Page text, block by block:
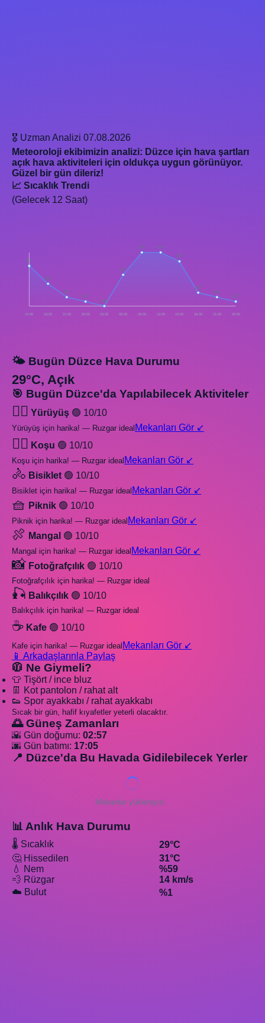
🎖️ Uzman Analizi 07.08.2026
Meteoroloji ekibimizin analizi: Düzce için hava şartları
açık hava aktiviteleri için oldukça uygun görünüyor.
Güzel bir gün dileriz!
📈 Sıcaklık Trendi
(Gelecek 12 Saat)
29°
15:00
25°
18:00
22°
21:00
21°
00:00
20°
03:00
27°
06:00
32°
09:00
32°
12:00
30°
15:00
23°
18:00
22°
21:00
21°
00:00
🌤️ Bugün Düzce Hava Durumu
29°C, Açık
🎯 Bugün Düzce'da Yapılabilecek Aktiviteler
🚶‍♂️ Yürüyüş 🟢 10/10
Yürüyüş için harika! — Ruzgar ideal Mekanları Gör ↙️
🏃‍♂️ Koşu 🟢 10/10
Koşu için harika! — Ruzgar ideal Mekanları Gör ↙️
🚴 Bisiklet 🟢 10/10
Bisiklet için harika! — Ruzgar ideal Mekanları Gör ↙️
🧺 Piknik 🟢 10/10
Piknik için harika! — Ruzgar ideal Mekanları Gör ↙️
🍖 Mangal 🟢 10/10
Mangal için harika! — Ruzgar ideal Mekanları Gör ↙️
📸 Fotoğrafçılık 🟢 10/10
Fotoğrafçılık için harika! — Ruzgar ideal
🎣 Balıkçılık 🟢 10/10
Balıkçılık için harika! — Ruzgar ideal
☕ Kafe 🟢 10/10
Kafe için harika! — Ruzgar ideal Mekanları Gör ↙️
📱 Arkadaşlarınla Paylaş
🧥 Ne Giymeli?
👕 Tişört / ince bluz
👖 Kot pantolon / rahat alt
👟 Spor ayakkabı / rahat ayakkabı
Sıcak bir gün, hafif kıyafetler yeterli olacaktır.
🌅 Güneş Zamanları
🌇 Gün doğumu: 02:57
🌆 Gün batımı: 17:05
📍 Düzce'da Bu Havada Gidilebilecek Yerler
Mekanlar yükleniyor...
📊 Anlık Hava Durumu
🌡️ Sıcaklık
29°C
🤔 Hissedilen
31°C
💧 Nem
%59
💨 Rüzgar
14 km/s
☁️ Bulut
%1